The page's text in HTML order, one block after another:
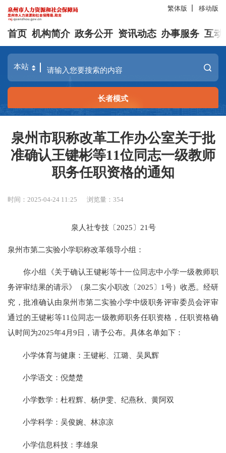
繁体版 移动版
首页 机构简介 政务公开 资讯动态 办事服务 互动
长者模式
泉州市职称改革工作办公室关于批
准确认王键彬等11位同志一级教师
职务任职资格的通知
时间：2025-04-24 11:25 浏览量：354
泉人社专技〔2025〕21号
泉州市第二实验小学职称改革领导小组：
你小组《关于确认王键彬等十一位同志中小学一级教师职
务评审结果的请示》（泉二实小职改〔2025〕1号）收悉。经研
究，批准确认由泉州市第二实验小学中级职务评审委员会评审
通过的王键彬等11位同志一级教师职务任职资格，任职资格确
认时间为2025年4月9日，请予公布。具体名单如下：
小学体育与健康：王键彬、江璐、吴凤辉
小学语文：倪楚楚
小学数学：杜程辉、杨伊雯、纪燕秋、黄阿双
小学科学：吴俊婉、林凉凉
小学信息科技：李雄泉